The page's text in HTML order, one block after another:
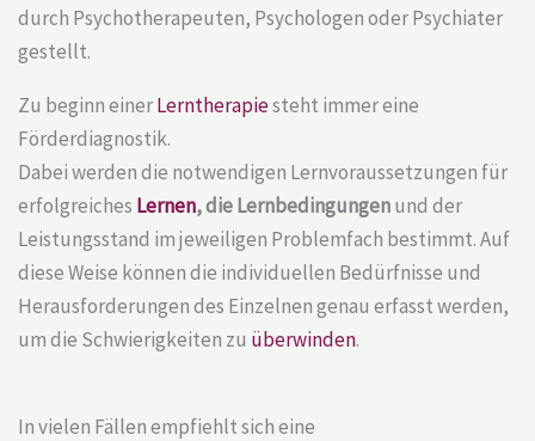
durch Psychotherapeuten, Psychologen oder Psychiater
gestellt.
Zu beginn einerLerntherapiesteht immer eine
Förderdiagnostik.
Dabei werden die notwendigen Lernvoraussetzungen für
erfolgreiches Lernen, die Lernbedingungenund der
Leistungsstand im jeweiligen Problemfach bestimmt. Auf
diese Weise können die individuellen Bedürfnisse und
Herausforderungen des Einzelnen genau erfasst werden,
um die Schwierigkeiten zu überwinden.
In vielen Fällen empfiehlt sich eine